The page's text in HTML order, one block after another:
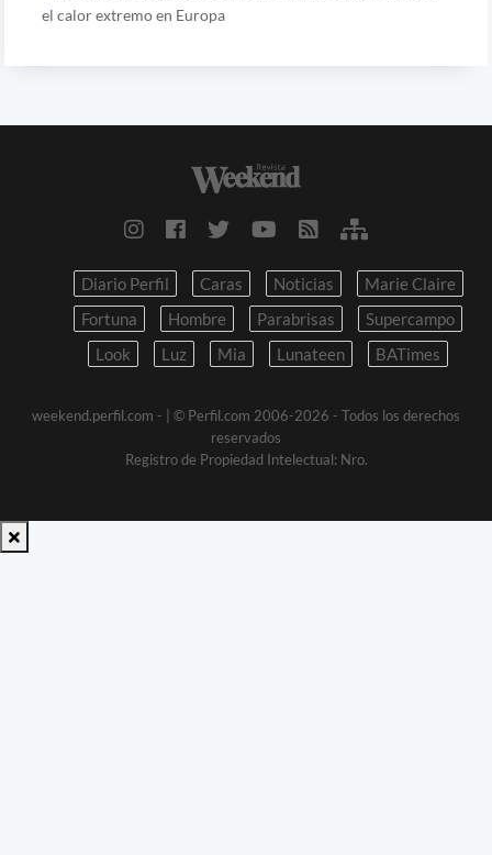
el calor extremo en Europa
Diario Perfil Caras Noticias
Marie Claire
Fortuna
Hombre Parabrisas
Supercampo
Look
Luz Mia Lunateen BATimes
weekend.perfil.com -
| © Perfil.com 2006-2026 - Todos los derechos
reservados
Registro de Propiedad Intelectual: Nro.